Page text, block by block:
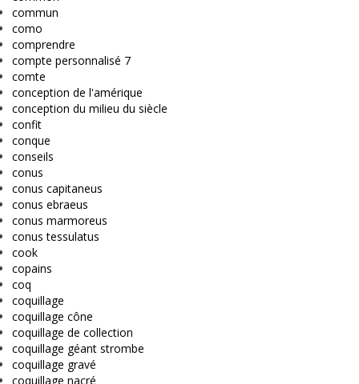
commun
como
comprendre
compte personnalisé 7
comte
conception de l'amérique
conception du milieu du siècle
confit
conque
conseils
conus
conus capitaneus
conus ebraeus
conus marmoreus
conus tessulatus
cook
copains
coq
coquillage
coquillage cône
coquillage de collection
coquillage géant strombe
coquillage gravé
coquillage nacré